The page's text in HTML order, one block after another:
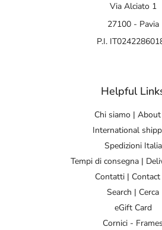
Via Alciato 1
27100 - Pavia
P.I.
Helpful
Chi siamo |
International
Spedizioni Italia
Tempi di consegna |
Contatti | Contact
Search | Cerca
eGift Card
Cornici - Frames